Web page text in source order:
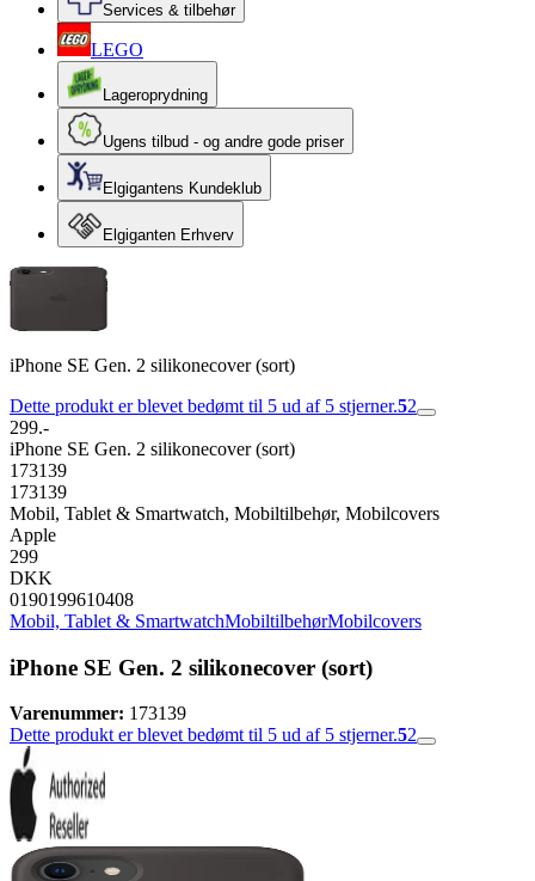
Services & tilbehør
LEGO
Lageroprydning
Ugens tilbud - og andre gode priser
Elgigantens Kundeklub
Elgiganten Erhverv
iPhone SE Gen. 2 silikonecover (sort)
Dette produkt er blevet bedømt til 5 ud af 5 stjerner.52
299.-
iPhone SE Gen. 2 silikonecover (sort)
173139
173139
Mobil, Tablet & Smartwatch, Mobiltilbehør, Mobilcovers
Apple
299
DKK
0190199610408
Mobil, Tablet & SmartwatchMobiltilbehørMobilcovers
iPhone SE Gen. 2 silikonecover (sort)
Varenummer: 173139
Dette produkt er blevet bedømt til 5 ud af 5 stjerner.52